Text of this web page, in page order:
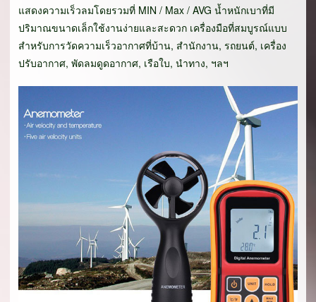
แสดงความเร็วลมโดยรวมที่ MIN / Max / AVG น้ำหนักเบาที่มี
ปริมาณขนาดเล็กใช้งานง่ายและสะดวก เครื่องมือที่สมบูรณ์แบบ
สำหรับการวัดความเร็วอากาศที่บ้าน, สำนักงาน, รถยนต์, เครื่อง
ปรับอากาศ, พัดลมดูดอากาศ, เรือใบ, นำทาง, ฯลฯ